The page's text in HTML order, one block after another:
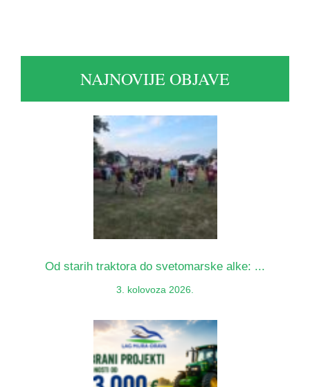
NAJNOVIJE OBJAVE
Od starih traktora do svetomarske alke: ...
3. kolovoza 2026.